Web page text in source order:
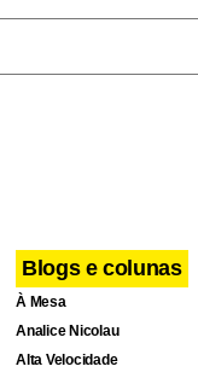
Blogs e colunas
À Mesa
Analice Nicolau
Alta Velocidade